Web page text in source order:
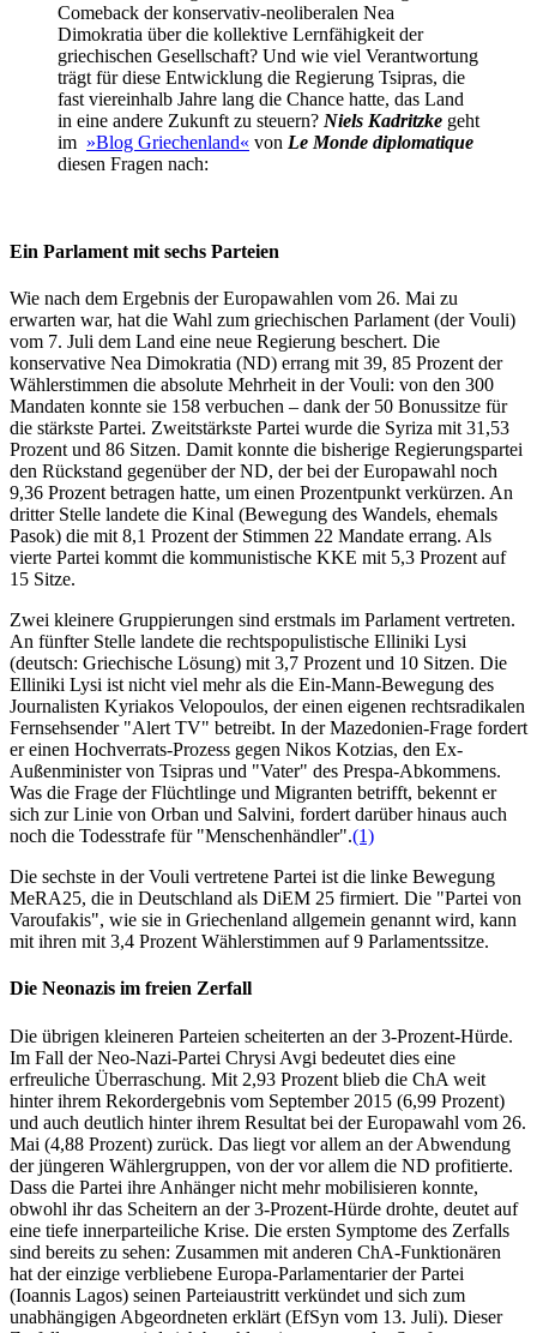
Comeback der konservativ-neoliberalen Nea
Dimokratia über die kollektive Lernfähigkeit der
griechischen Gesellschaft? Und wie viel Verantwortung
trägt für diese Entwicklung die Regierung Tsipras, die
fast viereinhalb Jahre lang die Chance hatte, das Land
in eine andere Zukunft zu steuern? Niels Kadritzke geht
im »Blog Griechenland« von Le Monde diplomatique
diesen Fragen nach:
Ein Parlament mit sechs Parteien
Wie nach dem Ergebnis der Europawahlen vom 26. Mai zu
erwarten war, hat die Wahl zum griechischen Parlament (der Vouli)
vom 7. Juli dem Land eine neue Regierung beschert. Die
konservative Nea Dimokratia (ND) errang mit 39, 85 Prozent der
Wählerstimmen die absolute Mehrheit in der Vouli: von den 300
Mandaten konnte sie 158 verbuchen – dank der 50 Bonussitze für
die stärkste Partei. Zweitstärkste Partei wurde die Syriza mit 31,53
Prozent und 86 Sitzen. Damit konnte die bisherige Regierungspartei
den Rückstand gegenüber der ND, der bei der Europawahl noch
9,36 Prozent betragen hatte, um einen Prozentpunkt verkürzen. An
dritter Stelle landete die Kinal (Bewegung des Wandels, ehemals
Pasok) die mit 8,1 Prozent der Stimmen 22 Mandate errang. Als
vierte Partei kommt die kommunistische KKE mit 5,3 Prozent auf
15 Sitze.
Zwei kleinere Gruppierungen sind erstmals im Parlament vertreten.
An fünfter Stelle landete die rechtspopulistische Elliniki Lysi
(deutsch: Griechische Lösung) mit 3,7 Prozent und 10 Sitzen. Die
Elliniki Lysi ist nicht viel mehr als die Ein-Mann-Bewegung des
Journalisten Kyriakos Velopoulos, der einen eigenen rechtsradikalen
Fernsehsender "Alert TV" betreibt. In der Mazedonien-Frage fordert
er einen Hochverrats-Prozess gegen Nikos Kotzias, den Ex-
Außenminister von Tsipras und "Vater" des Prespa-Abkommens.
Was die Frage der Flüchtlinge und Migranten betrifft, bekennt er
sich zur Linie von Orban und Salvini, fordert darüber hinaus auch
noch die Todesstrafe für "Menschenhändler".(1)
Die sechste in der Vouli vertretene Partei ist die linke Bewegung
MeRA25, die in Deutschland als DiEM 25 firmiert. Die "Partei von
Varoufakis", wie sie in Griechenland allgemein genannt wird, kann
mit ihren mit 3,4 Prozent Wählerstimmen auf 9 Parlamentssitze.
Die Neonazis im freien Zerfall
Die übrigen kleineren Parteien scheiterten an der 3-Prozent-Hürde.
Im Fall der Neo-Nazi-Partei Chrysi Avgi bedeutet dies eine
erfreuliche Überraschung. Mit 2,93 Prozent blieb die ChA weit
hinter ihrem Rekordergebnis vom September 2015 (6,99 Prozent)
und auch deutlich hinter ihrem Resultat bei der Europawahl vom 26.
Mai (4,88 Prozent) zurück. Das liegt vor allem an der Abwendung
der jüngeren Wählergruppen, von der vor allem die ND profitierte.
Dass die Partei ihre Anhänger nicht mehr mobilisieren konnte,
obwohl ihr das Scheitern an der 3-Prozent-Hürde drohte, deutet auf
eine tiefe innerparteiliche Krise. Die ersten Symptome des Zerfalls
sind bereits zu sehen: Zusammen mit anderen ChA-Funktionären
hat der einzige verbliebene Europa-Parlamentarier der Partei
(Ioannis Lagos) seinen Parteiaustritt verkündet und sich zum
unabhängigen Abgeordneten erklärt (EfSyn vom 13. Juli). Dieser